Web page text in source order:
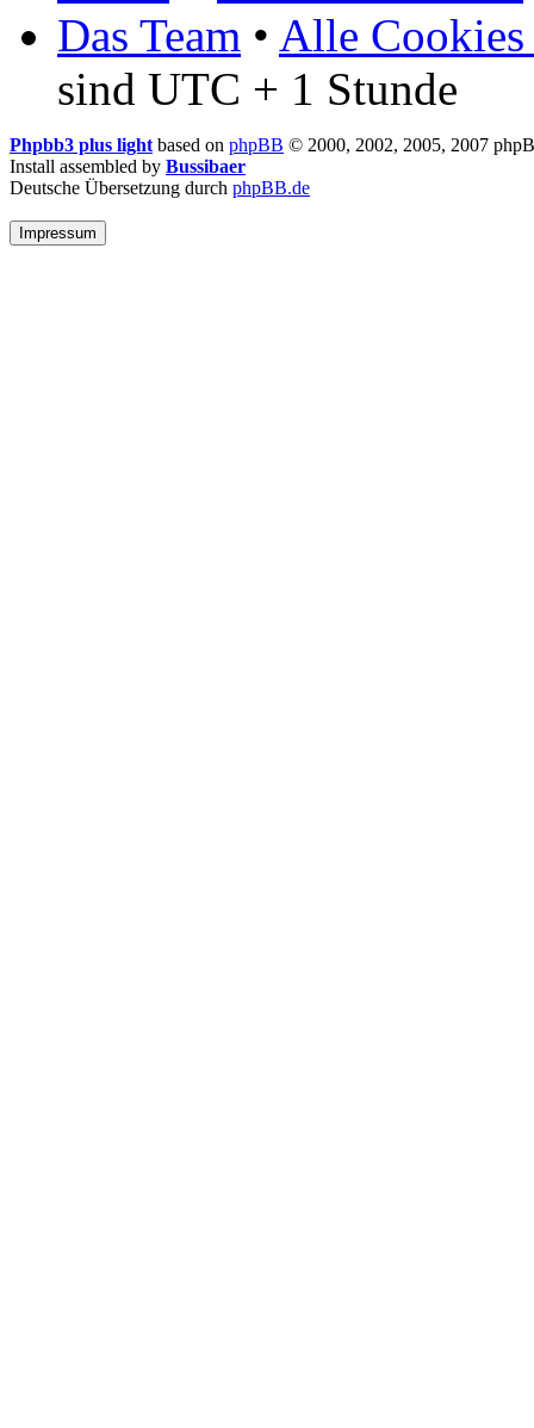
Das Team • Alle Cookies
sind UTC + 1 Stunde
Phpbb3 plus light based on phpBB © 2000, 2002, 2005, 2007
Install assembled by Bussibaer
Deutsche Übersetzung durch phpBB.de